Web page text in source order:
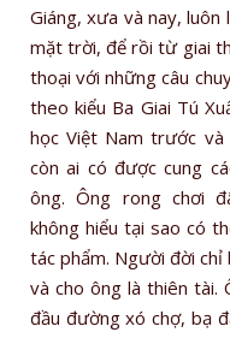
Giáng, xưa và nay,
mặt trời, để rồi từ giai
thoại với những câu
theo kiểu Ba Giai Tú
học Việt Nam trước và
còn ai có được cung
ông. Ông rong chơi
không hiểu tại sao có
tác phẩm. Người đời chỉ
và cho ông là thiên tài.
đầu đường xó chợ, bạ